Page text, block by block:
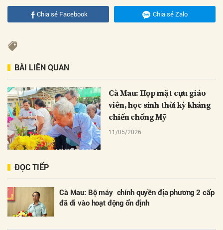
Chia sẻ Facebook Chia sẻ Zalo
BÀI LIÊN QUAN
Cà Mau: Họp mặt cựu giáo
viên, học sinh thời kỳ kháng
chiến chống Mỹ
11/05/2026
ĐỌC TIẾP
Cà Mau: Bộ máy chính quyền địa phương 2 cấp
đã đi vào hoạt động ổn định